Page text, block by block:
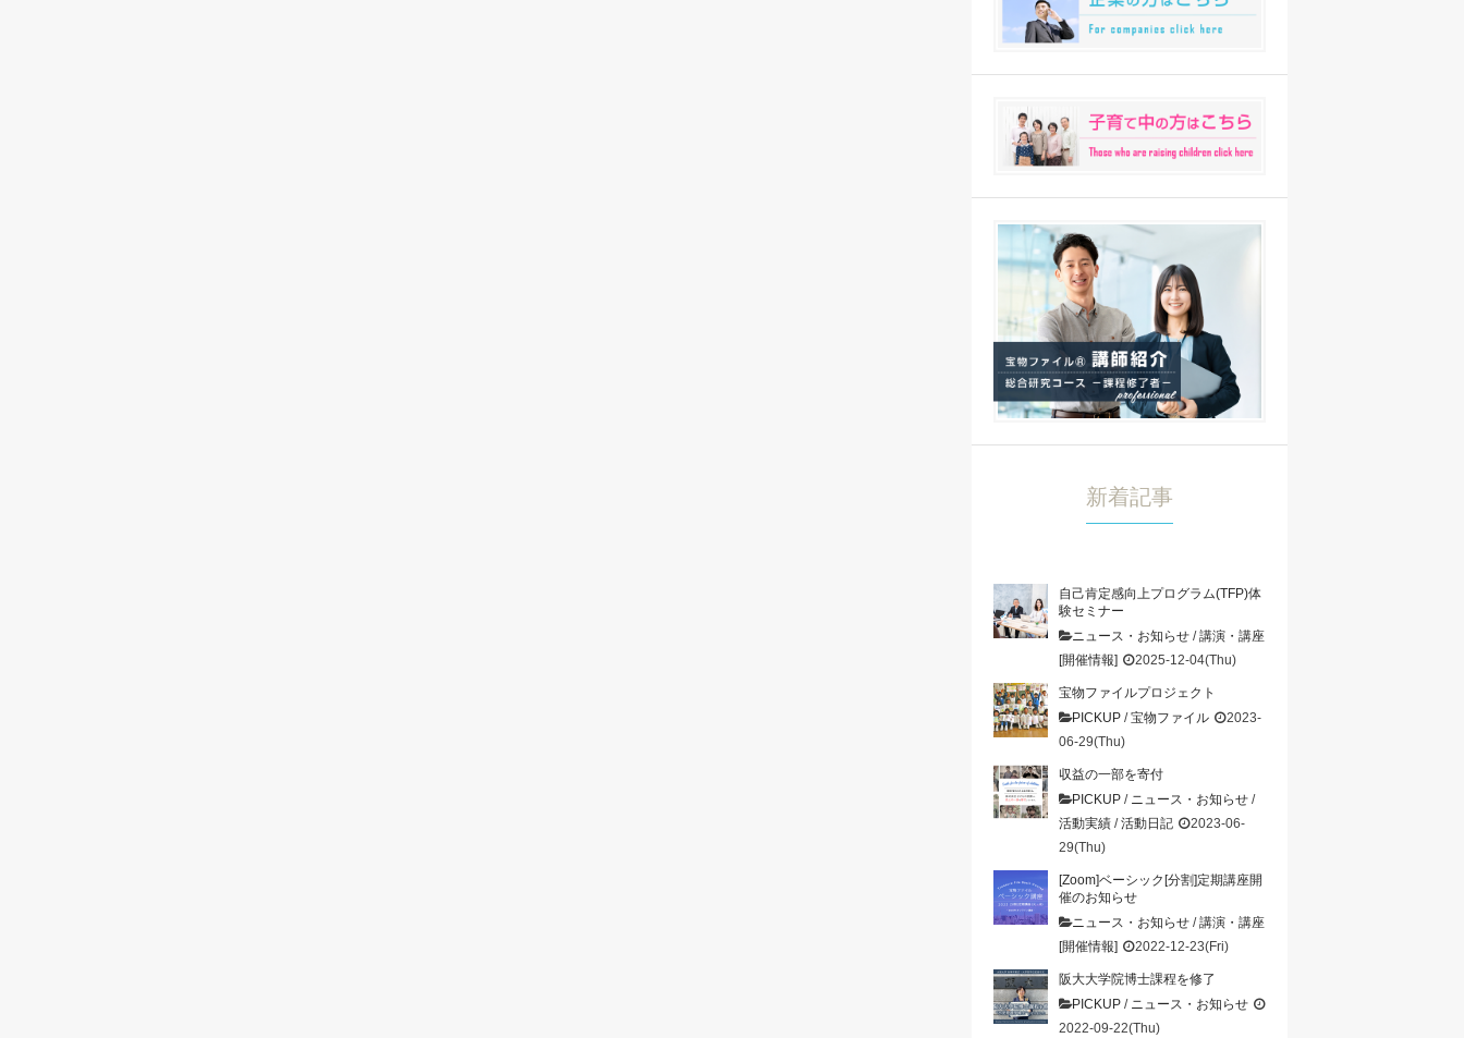
新着記事
自己肯定感向上プログラム(TFP)体
験セミナー
ニュース・お知らせ /講演・講座
[開催情報]
2025-12-04(Thu)
宝物ファイルプロジェクト
PICKUP /宝物ファイル
2023-
06-29(Thu)
収益の一部を寄付
PICKUP / ニュース・お知らせ /
活動実績 /活動日記
2023-06-
29(Thu)
[Zoom]ベーシック[分割]定期講座開
催のお知らせ
ニュース・お知らせ /講演・講座
[開催情報]
2022-12-23(Fri)
阪大大学院博士課程を修了
PICKUP / ニュース・お知らせ
2022-09-22(Thu)